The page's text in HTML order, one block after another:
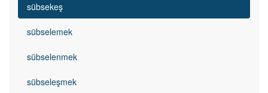
sübsekeş
sübselemek
sübselenmek
sübseleşmek